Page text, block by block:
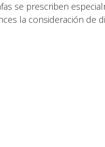
se prescriben
la consideración de